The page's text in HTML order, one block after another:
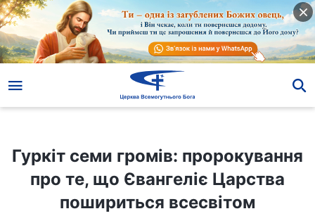
Гуркіт семи громів: пророкування
про те, що Євангеліє Царства
пошириться всесвітом